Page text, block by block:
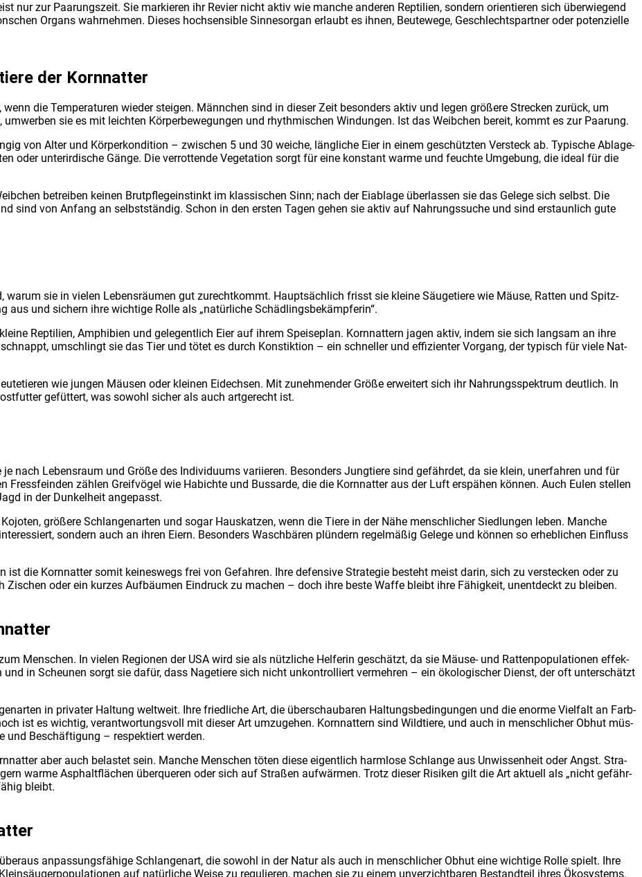
nur zur Paa­rungs­zeit. Sie mar­kie­ren ihr Revier nicht aktiv wie man­che ande­ren Rep­ti­li­en, son­dern ori­en­tie­ren sich über­wie­gend
Organs wahr­neh­men. Die­ses hoch­sen­si­ble Sin­nes­or­gan erlaubt es ihnen, Beu­te­we­ge, Geschlechts­part­ner oder poten­zi­el­le
der Korn­nat­ter
die Tem­pe­ra­tu­ren wie­der stei­gen. Männ­chen sind in die­ser Zeit beson­ders aktiv und legen grö­ße­re Stre­cken zurück, um
sie es mit leich­ten Kör­per­be­we­gun­gen und rhyth­mi­schen Win­dun­gen. Ist das Weib­chen bereit, kommt es zur Paa­rung.
von Alter und Kör­per­kon­di­ti­on – zwi­schen 5 und 30 wei­che, läng­li­che Eier in einem geschütz­ten Ver­steck ab. Typi­sche Abla­ge­
oder unter­ir­di­sche Gän­ge. Die ver­rot­ten­de Vege­ta­ti­on sorgt für eine kon­stant war­me und feuch­te Umge­bung, die ide­al für die
betrei­ben kei­nen Brut­pfle­ge­instinkt im klas­si­schen Sinn; nach der Eiab­la­ge über­las­sen sie das Gele­ge sich selbst. Die
sind von Anfang an selbst­stän­dig. Schon in den ers­ten Tagen gehen sie aktiv auf Nah­rungs­su­che und sind erstaun­lich gute
war­um sie in vie­len Lebens­räu­men gut zurecht­kommt. Haupt­säch­lich frisst sie klei­ne Säu­ge­tie­re wie Mäu­se, Rat­ten und Spitz­
aus und sichern ihre wich­ti­ge Rol­le als „natür­li­che Schäd­lings­be­kämp­fe­rin“.
Rep­ti­li­en, Amphi­bi­en und gele­gent­lich Eier auf ihrem Spei­se­plan. Korn­nat­tern jagen aktiv, indem sie sich lang­sam an ihre
umschlingt sie das Tier und tötet es durch Kon­stik­ti­on – ein schnel­ler und effi­zi­en­ter Vor­gang, der typisch für vie­le Nat­
wie jun­gen Mäu­sen oder klei­nen Eidech­sen. Mit zuneh­men­der Grö­ße erwei­tert sich ihr Nah­rungs­spek­trum deut­lich. In
gefüt­tert, was sowohl sicher als auch art­ge­recht ist.
nach Lebens­raum und Grö­ße des Indi­vi­du­ums vari­ie­ren. Beson­ders Jung­tie­re sind gefähr­det, da sie klein, uner­fah­ren und für
zäh­len Greif­vö­gel wie Habich­te und Bus­sar­de, die die Korn­nat­ter aus der Luft erspä­hen kön­nen. Auch Eulen stel­len
in der Dun­kel­heit ange­passt.
grö­ße­re Schlan­gen­ar­ten und sogar Haus­kat­zen, wenn die Tie­re in der Nähe mensch­li­cher Sied­lun­gen leben. Man­che
son­dern auch an ihren Eiern. Beson­ders Wasch­bä­ren plün­dern regel­mä­ßig Gele­ge und kön­nen so erheb­li­chen Ein­fluss
die Korn­nat­ter somit kei­nes­wegs frei von Gefah­ren. Ihre defen­si­ve Stra­te­gie besteht meist dar­in, sich zu ver­ste­cken oder zu
oder ein kur­zes Auf­bäu­men Ein­druck zu machen – doch ihre bes­te Waf­fe bleibt ihre Fähig­keit, unent­deckt zu blei­ben.
Men­schen. In vie­len Regio­nen der USA wird sie als nütz­li­che Hel­fe­rin geschätzt, da sie Mäu­se- und Rat­ten­po­pu­la­tio­nen effek­
in Scheu­nen sorgt sie dafür, dass Nage­tie­re sich nicht unkon­trol­liert ver­meh­ren – ein öko­lo­gi­scher Dienst, der oft unter­schätzt
in pri­va­ter Hal­tung welt­weit. Ihre fried­li­che Art, die über­schau­ba­ren Hal­tungs­be­din­gun­gen und die enor­me Viel­falt an Farb­
ist es wich­tig, ver­ant­wor­tungs­voll mit die­ser Art umzu­ge­hen. Korn­nat­tern sind Wild­tie­re, und auch in mensch­li­cher Obhut müs­
und Beschäf­ti­gung – respek­tiert wer­den.
aber auch belas­tet sein. Man­che Men­schen töten die­se eigent­lich harm­lo­se Schlan­ge aus Unwis­sen­heit oder Angst. Stra­
war­me Asphalt­flä­chen über­que­ren oder sich auf Stra­ßen auf­wär­men. Trotz die­ser Risi­ken gilt die Art aktu­ell als „nicht gefähr­
bleibt.
anpas­sungs­fä­hi­ge Schlan­gen­art, die sowohl in der Natur als auch in mensch­li­cher Obhut eine wich­ti­ge Rol­le spielt. Ihre
auf natür­li­che Wei­se zu regu­lie­ren, machen sie zu einem unver­zicht­ba­ren Bestand­teil ihres Öko­sys­tems.